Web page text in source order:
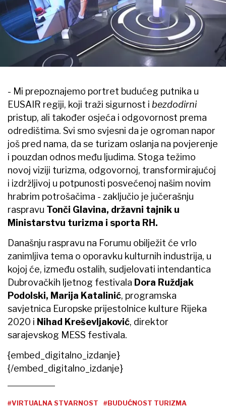
- Mi prepoznajemo portret budućeg putnika u
EUSAIR regiji, koji traži sigurnost i bezdodirni
pristup, ali također osjeća i odgovornost prema
odredištima. Svi smo svjesni da je ogroman napor
još pred nama, da se turizam oslanja na povjerenje
i pouzdan odnos među ljudima. Stoga težimo
novoj viziji turizma, odgovornoj, transformirajućoj
i izdržljivoj u potpunosti posvećenoj našim novim
hrabrim potrošačima - zaključio je jučerašnju
raspravu Tonči Glavina, državni tajnik u
Ministarstvu turizma i sporta RH.
Današnju raspravu na Forumu obilježit će vrlo
zanimljiva tema o oporavku kulturnih industrija, u
kojoj će, između ostalih, sudjelovati intendantica
Dubrovačkih ljetnog festivala Dora Ruždjak
Podolski, Marija Katalinić, programska
savjetnica Europske prijestolnice kulture Rijeka
2020 i Nihad Kreševljaković, direktor
sarajevskog MESS festivala.
{embed_digitalno_izdanje}
{/embed_digitalno_izdanje}
#VIRTUALNA STVARNOST
#BUDUĆNOST TURIZMA